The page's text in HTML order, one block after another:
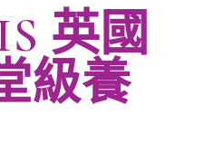
英國
級養